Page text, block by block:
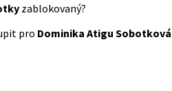
zablokovaný?
pro Dominika Atigu Sobotková